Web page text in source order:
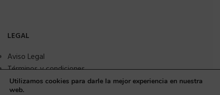
LEGAL
Aviso Legal
Términos y condiciones
Política de privacidad
Utilizamos cookies para darle la mejor experiencia en nuestra
web.